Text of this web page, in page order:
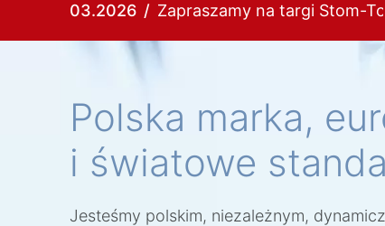
03.2026 Zapraszamy na targi Stom-
Polska marka,
i światowe
Jesteśmy polskim, niezależnym,